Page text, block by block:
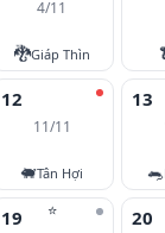
4/11
🐉Giáp Thìn
12
11/11
🐖Tân Hợi
13
🐀
⭐
19 20